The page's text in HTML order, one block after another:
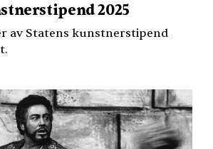
2025
av Statens kunstnerstipend